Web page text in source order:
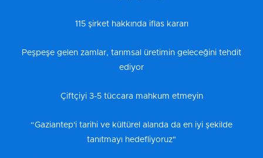
115 şirket hakkında iflas kararı
Peşpeşe gelen zamlar, tarımsal üretimin geleceğini tehdit
ediyor
Çiftçiyi 3-5 tüccara mahkum etmeyin
“Gaziantep'i tarihi ve kültürel alanda da en iyi şekilde
tanıtmayı hedefliyoruz"